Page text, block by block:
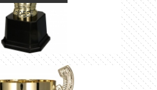
2055E